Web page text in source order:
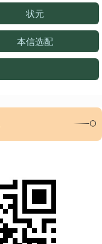
状元
本信选配